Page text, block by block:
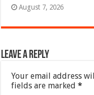
August 7, 2026
Leave a Reply
Your email address
fields are marked*